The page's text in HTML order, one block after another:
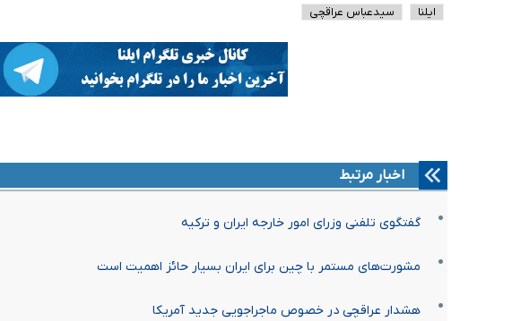
ایلنا سیدعباس عراقچی
اخبار مرتبط
گفتگوی تلفنی وزرای امور خارجه ایران و ترکیه
مشورت‌های مستمر با چین برای ایران بسیار حائز اهمیت است
هشدار عراقچی در خصوص ماجراجویی جدید آمریکا